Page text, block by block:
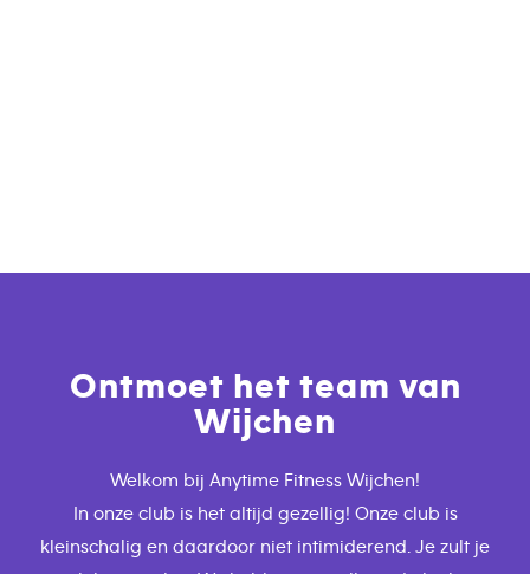
Ontmoet het team van
Wijchen
Welkom bij Anytime Fitness Wijchen!
In onze club is het altijd gezellig! Onze club is
kleinschalig en daardoor niet intimiderend. Je zult je